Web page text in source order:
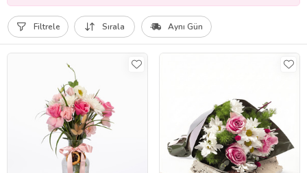
Filtrele Sırala Aynı Gün